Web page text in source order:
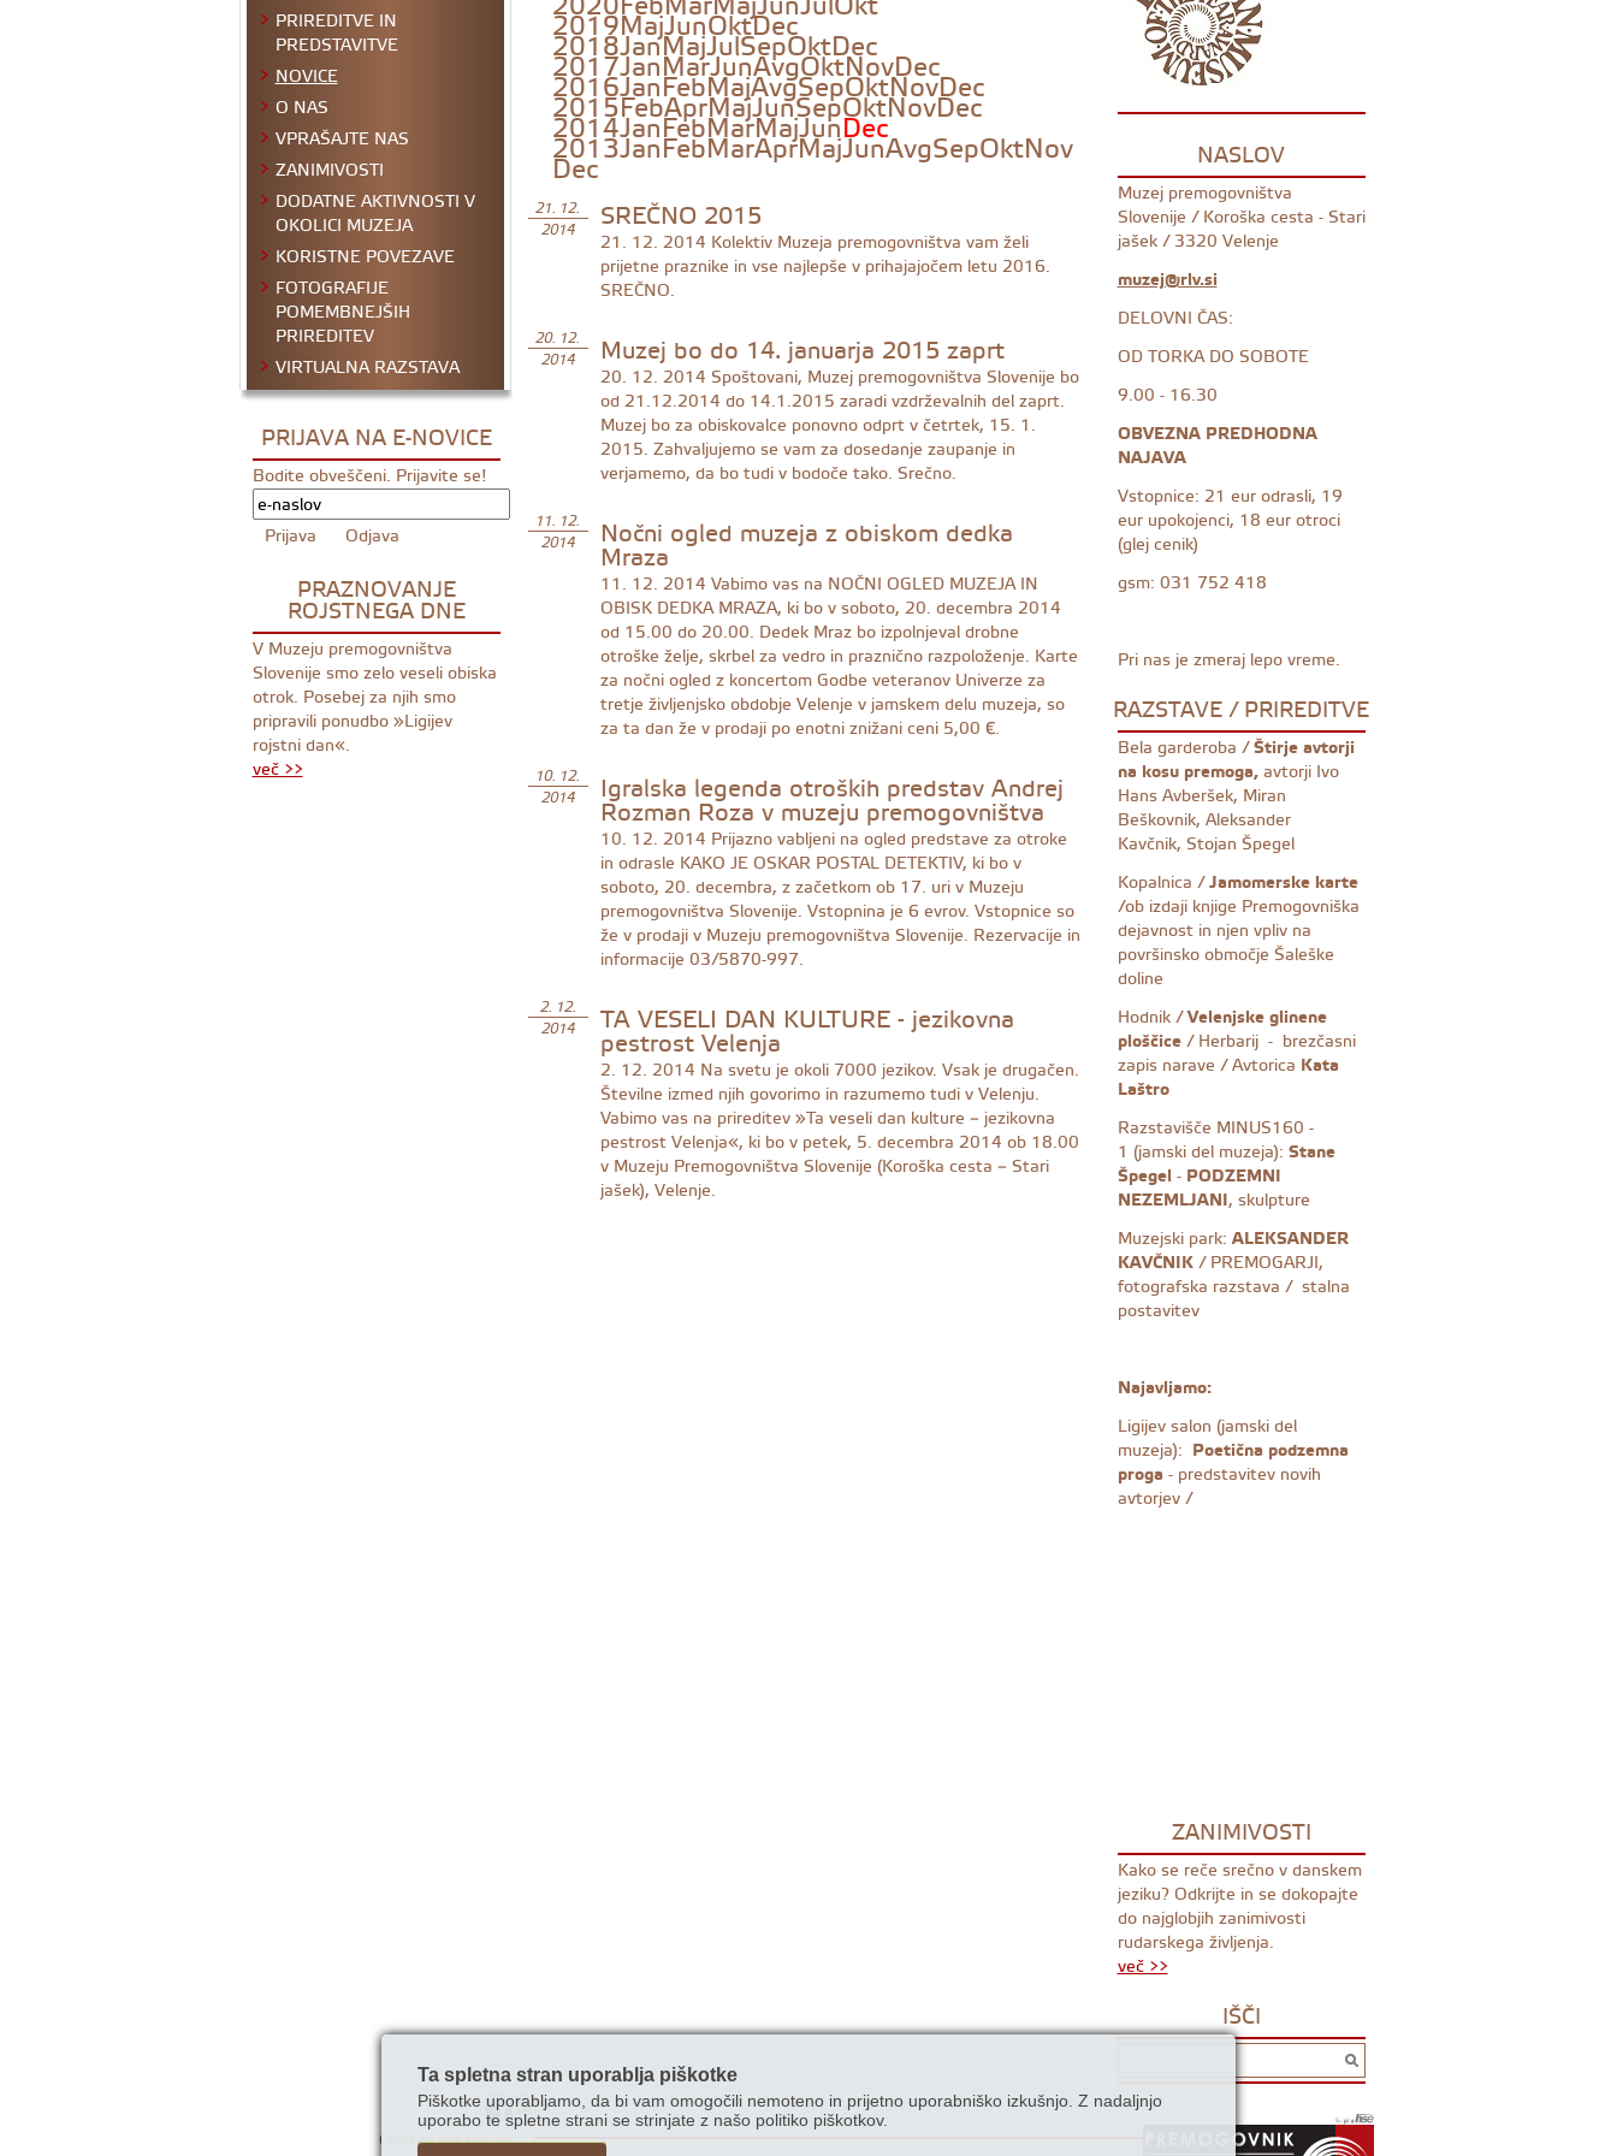
Ta spletna stran uporablja piškotke
Piškotke uporabljamo, da bi vam omogočili nemoteno in prijetno uporabniško izkušnjo. Z nadaljnjo
uporabo te spletne strani se strinjate z našo politiko piškotkov.
PRIREDITVE IN
PREDSTAVITVE
NOVICE
O NAS
VPRAŠAJTE NAS
ZANIMIVOSTI
DODATNE AKTIVNOSTI V
OKOLICI MUZEJA
KORISTNE POVEZAVE
FOTOGRAFIJE
POMEMBNEJŠIH
PRIREDITEV
VIRTUALNA RAZSTAVA
PRIJAVA NA E-NOVICE
Bodite obveščeni. Prijavite se!
PRAZNOVANJE
ROJSTNEGA DNE
V Muzeju premogovništva
Slovenije smo zelo veseli obiska
otrok. Posebej za njih smo
pripravili ponudbo »Ligijev
rojstni dan«.
več >>
NASLOV
Muzej premogovništva
Slovenije / Koroška cesta - Stari
jašek / 3320 Velenje
muzej@rlv.si
DELOVNI ČAS:
OD TORKA DO SOBOTE
9.00 - 16.30
OBVEZNA PREDHODNA
NAJAVA
Vstopnice: 21 eur odrasli, 19
eur upokojenci, 18 eur otroci
(glej cenik)
gsm: 031 752 418
Pri nas je zmeraj lepo vreme.
RAZSTAVE / PRIREDITVE
Bela garderoba /Štirje avtorji
na kosu premoga,avtorji Ivo
Hans Avberšek, Miran
Beškovnik, Aleksander
Kavčnik, Stojan Špegel
Kopalnica /Jamomerske karte
/ob izdaji knjige Premogovniška
dejavnost in njen vpliv na
površinsko območje Šaleške
doline
Hodnik /Velenjske glinene
ploščice/ Herbarij - brezčasni
zapis narave / Avtorica Kata
Laštro
Razstavišče MINUS160 -
1 (jamski del muzeja):Stane
Špegel-PODZEMNI
NEZEMLJANI, skulpture
Muzejski park:ALEKSANDER
KAVČNIK/ PREMOGARJI,
fotografska razstava / stalna
postavitev
Najavljamo:
Ligijev salon (jamski del
muzeja): Poetična podzemna
proga- predstavitev novih
avtorjev /
ZANIMIVOSTI
Kako se reče srečno v danskem
jeziku? Odkrijte in se dokopajte
do najglobjih zanimivosti
rudarskega življenja.
več >>
IŠČI
2019MajJunOktDec
2018JanMajJulSepOktDec
2017JanMarJunAvgOktNovDec
2016JanFebMajAvgSepOktNovDec
2015FebAprMajJunSepOktNovDec
2014JanFebMarMajJunDec
2013JanFebMarAprMajJunAvgSepOktNov
Dec
21. 12.
2014
SREČNO 2015
21. 12. 2014 Kolektiv Muzeja premogovništva vam želi
prijetne praznike in vse najlepše v prihajajočem letu 2016.
SREČNO.
20. 12.
2014
Muzej bo do 14. januarja 2015 zaprt
20. 12. 2014Spoštovani, Muzej premogovništva Slovenije bo
od 21.12.2014 do 14.1.2015 zaradi vzdrževalnih del zaprt.
Muzej bo za obiskovalce ponovno odprt v četrtek, 15. 1.
2015. Zahvaljujemo se vam za dosedanje zaupanje in
verjamemo, da bo tudi v bodoče tako. Srečno.
11. 12.
2014
Nočni ogled muzeja z obiskom dedka
Mraza
11. 12. 2014Vabimo vas na NOČNI OGLED MUZEJA IN
OBISK DEDKA MRAZA, ki bo v soboto, 20. decembra 2014
od 15.00 do 20.00. Dedek Mraz bo izpolnjeval drobne
otroške želje, skrbel za vedro in praznično razpoloženje. Karte
za nočni ogled z koncertom Godbe veteranov Univerze za
tretje življenjsko obdobje Velenje v jamskem delu muzeja, so
za ta dan že v prodaji po enotni znižani ceni 5,00 €.
10. 12.
2014
Igralska legenda otroških predstav Andrej
Rozman Roza v muzeju premogovništva
10. 12. 2014 Prijazno vabljeni na ogled predstave za otroke
in odrasle KAKO JE OSKAR POSTAL DETEKTIV, ki bo v
soboto, 20. decembra, z začetkom ob 17. uri v Muzeju
premogovništva Slovenije. Vstopnina je 6 evrov. Vstopnice so
že v prodaji v Muzeju premogovništva Slovenije. Rezervacije in
informacije 03/5870-997.
2. 12.
2014
TA VESELI DAN KULTURE - jezikovna
pestrost Velenja
2. 12. 2014 Na svetu je okoli 7000 jezikov. Vsak je drugačen.
Številne izmed njih govorimo in razumemo tudi v Velenju.
Vabimo vas na prireditev »Ta veseli dan kulture – jezikovna
pestrost Velenja«, ki bo v petek, 5. decembra 2014 ob 18.00
v Muzeju Premogovništva Slovenije (Koroška cesta – Stari
jašek), Velenje.
Obiščite nas tudi na